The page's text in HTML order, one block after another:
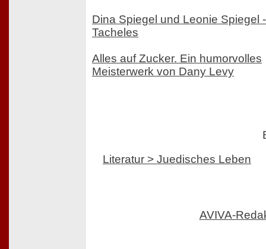
Dina Spiegel und Leonie Spiegel
Tacheles
Alles auf Zucker. Ein humorvolles
Meisterwerk von Dany Levy
Literatur > Juedisches Leben
AVIVA-